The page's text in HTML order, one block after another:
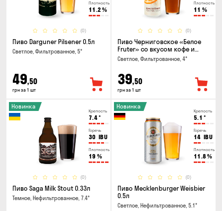
Плотность
11.2 %
(0)
Пиво Darguner Pilsener 0.5л
Светлое, Фильтрованное, 5°
49,50
грн за 1 шт
Плотность
11 %
(0)
Пиво Черниговское «Белое
Fruter» со вкусом кофе и
апельсина 0.5 л
Светлое, Фильтрованное, 4°
39,50
грн за 1 шт
Крепость
7.4°
Горечь
30 IBU
Плотность
19 %
(0)
Новинка
Пиво Saga Milk Stout 0.33л
Темное, Нефильтрованное, 7.4°
Крепость
5.1 °
Горечь
14 IBU
Плотность
11.8 %
(0)
Новинка
Пиво Mecklenburger Weisbier
0.5л
Светлое, Нефильтрованное, 5.1°